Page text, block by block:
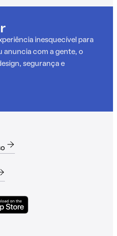
inesquecível para
anuncia com a gente, o
segurança e